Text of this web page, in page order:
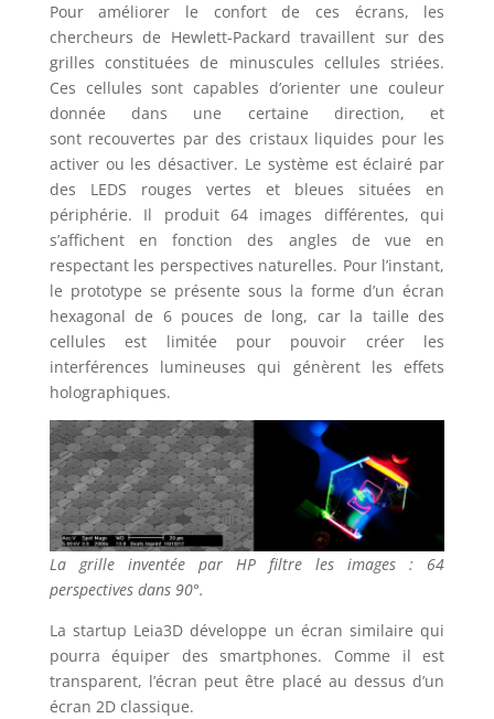
Pour améliorer le confort de ces écrans, les
chercheurs de Hewlett-Packard travaillent sur des
grilles constituées de minuscules cellules striées.
Ces cellules sont capables d’orienter une couleur
donnée dans une certaine direction, et
sont recouvertes par des cristaux liquides pour les
activer ou les désactiver. Le système est éclairé par
des LEDS rouges vertes et bleues situées en
périphérie. Il produit 64 images différentes, qui
s’affichent en fonction des angles de vue en
respectant les perspectives naturelles. Pour l’instant,
le prototype se présente sous la forme d’un écran
hexagonal de 6 pouces de long, car la taille des
cellules est limitée pour pouvoir créer les
interférences lumineuses qui génèrent les effets
holographiques.
La grille inventée par HP filtre les images : 64
perspectives dans 90°.
La startup Leia3D développe un écran similaire qui
pourra équiper des smartphones. Comme il est
transparent, l’écran peut être placé au dessus d’un
écran 2D classique.